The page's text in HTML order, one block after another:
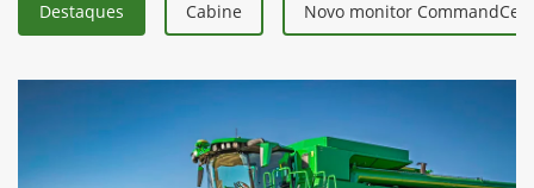
Destaques Cabine Novo monitor